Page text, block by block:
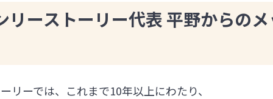
リーストーリー代表 平野からの
リーでは、これまで10年以上にわたり、